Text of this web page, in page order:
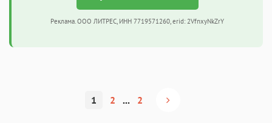
Реклама. ООО ЛИТРЕС, ИНН 7719571260, erid: 2VfnxyNkZrY
1 2 ... 2